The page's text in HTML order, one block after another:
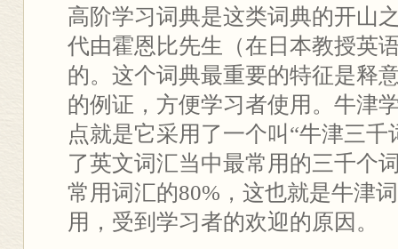
高阶学习词典是这类词典的开山
代由霍恩比先生（在日本教授英
的。这个词典最重要的特征是释
的例证，方便学习者使用。牛津
点就是它采用了一个叫“牛津三千
了英文词汇当中最常用的三千个
常用词汇的80%，这也就是牛津
用，受到学习者的欢迎的原因。